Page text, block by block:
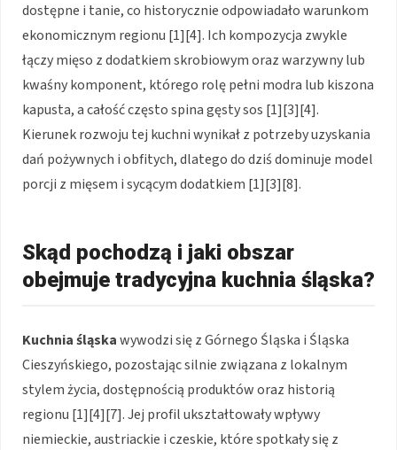
dostępne i tanie, co historycznie odpowiadało warunkom
ekonomicznym regionu [1][4]. Ich kompozycja zwykle
łączy mięso z dodatkiem skrobiowym oraz warzywny lub
kwaśny komponent, którego rolę pełni modra lub kiszona
kapusta, a całość często spina gęsty sos [1][3][4].
Kierunek rozwoju tej kuchni wynikał z potrzeby uzyskania
dań pożywnych i obfitych, dlatego do dziś dominuje model
porcji z mięsem i sycącym dodatkiem [1][3][8].
Skąd pochodzą i jaki obszar
obejmuje tradycyjna kuchnia śląska?
Kuchnia śląskawywodzi się z Górnego Śląska i Śląska
Cieszyńskiego, pozostając silnie związana z lokalnym
stylem życia, dostępnością produktów oraz historią
regionu [1][4][7]. Jej profil ukształtowały wpływy
niemieckie, austriackie i czeskie, które spotkały się z